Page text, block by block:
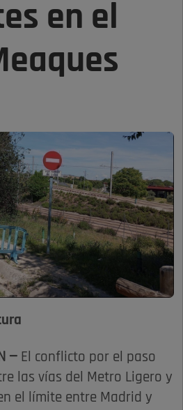
en el
— El conflicto por el paso
las vías del Metro Ligero y
el límite entre Madrid y